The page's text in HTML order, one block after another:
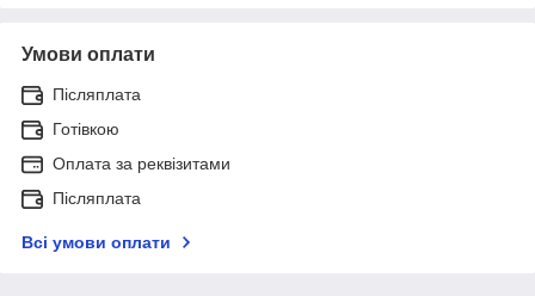
Умови оплати
Післяплата
Готівкою
Оплата за реквізитами
Післяплата
Всі умови оплати